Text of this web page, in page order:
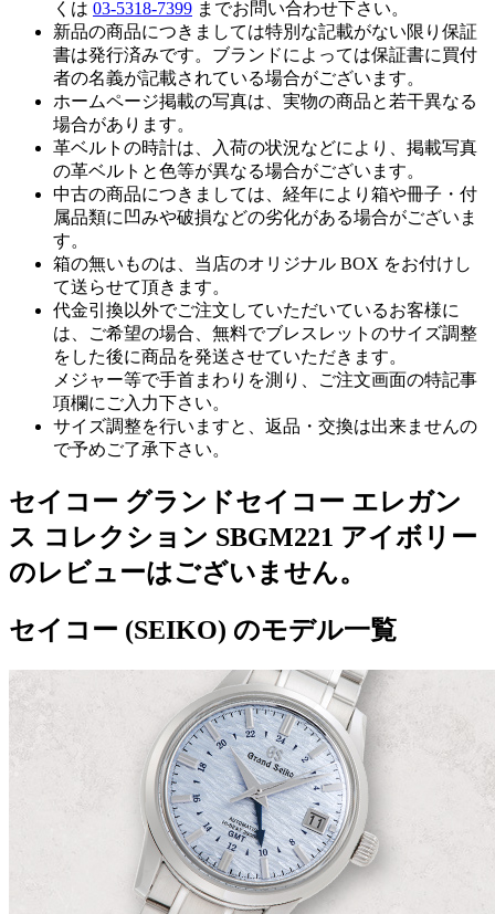
くは 03-5318-7399 までお問い合わせ下さい。
新品の商品につきましては特別な記載がない限り保証
書は発行済みです。ブランドによっては保証書に買付
者の名義が記載されている場合がございます。
ホームページ掲載の写真は、実物の商品と若干異なる
場合があります。
革ベルトの時計は、入荷の状況などにより、掲載写真
の革ベルトと色等が異なる場合がございます。
中古の商品につきましては、経年により箱や冊子・付
属品類に凹みや破損などの劣化がある場合がございま
す。
箱の無いものは、当店のオリジナル BOX をお付けし
て送らせて頂きます。
代金引換以外でご注文していただいているお客様に
は、ご希望の場合、無料でブレスレットのサイズ調整
をした後に商品を発送させていただきます。
メジャー等で手首まわりを測り、ご注文画面の特記事
項欄にご入力下さい。
サイズ調整を行いますと、返品・交換は出来ませんの
で予めご了承下さい。
セイコー グランドセイコー エレガン
ス コレクション SBGM221 アイボリー
のレビューはございません。
セイコー (SEIKO) のモデル一覧